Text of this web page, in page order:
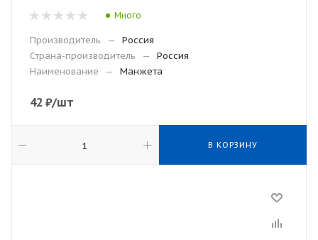
Много
Производитель —
Россия
Страна-производитель
—
Россия
Наименование
— Манжета
42 ₽/шт
В КОРЗИНУ